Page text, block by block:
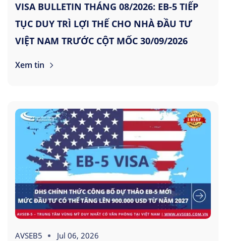
VISA BULLETIN THÁNG 08/2026: EB-5 TIẾP
TỤC DUY TRÌ LỢI THẾ CHO NHÀ ĐẦU TƯ
VIỆT NAM TRƯỚC CỘT MỐC 30/09/2026
Xem tin
AVSEB5 Jul 06, 2026